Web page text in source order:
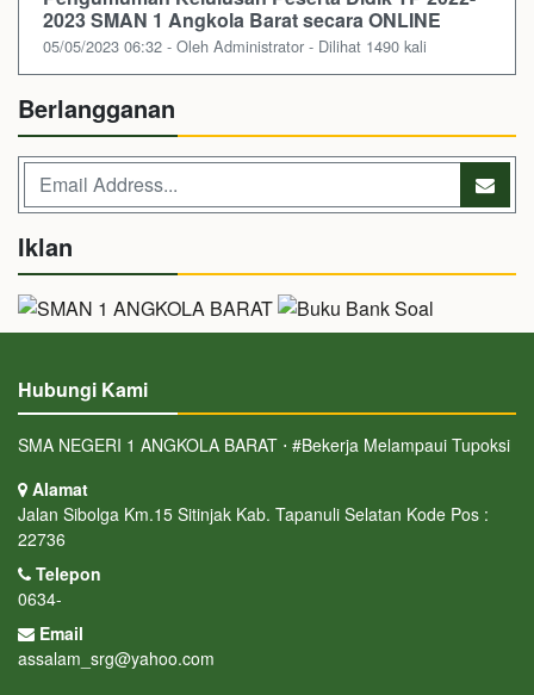
2023 SMAN 1 Angkola Barat secara ONLINE
05/05/2023 06:32 - Oleh Administrator - Dilihat 1490 kali
Berlangganan
Iklan
Hubungi Kami
SMA NEGERI 1 ANGKOLA BARAT ⋅ #Bekerja Melampaui Tupoksi
Alamat
Jalan Sibolga Km.15 Sitinjak Kab. Tapanuli Selatan Kode Pos :
22736
Telepon
0634-
Email
assalam_srg@yahoo.com